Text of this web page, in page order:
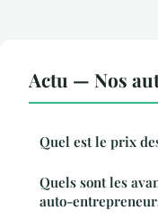
Actu — Nos
Quel est le prix
Quels sont les
auto-